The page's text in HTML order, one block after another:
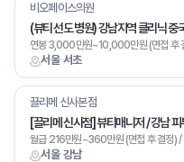
서울 서초
비오페이스의원
(뷰티 선도 병원) 강남지역 클리닉 중
서울 강남
끌리메 신사본점
[끌리메 신사점] 뷰티매니저 / 강남